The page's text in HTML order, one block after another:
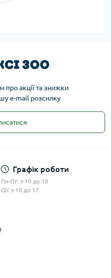
про акції та знижки
e-mail розсилку
Графік роботи
Пн-Пт: з 10 до 18
Сб: з 10 до 17